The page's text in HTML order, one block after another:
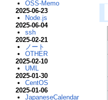
OSS-Memo
2025-06-23
Node.js
2025-06-04
ssh
2025-02-21
ノート
OTHER
2025-02-10
UML
2025-01-30
CentOS
2025-01-06
JapaneseCalendar